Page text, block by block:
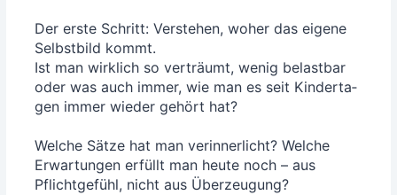
Der ers­te Schritt: Ver­ste­hen, woher das eige­ne
Selbst­bild kommt.
Ist man wirk­lich so ver­träumt, wenig belast­bar
oder was auch immer, wie man es seit Kin­der­ta­
gen immer wie­der gehört hat?
Wel­che Sät­ze hat man ver­in­ner­licht? Wel­che
Erwar­tun­gen erfüllt man heu­te noch – aus
Pflicht­ge­fühl, nicht aus Über­zeu­gung?